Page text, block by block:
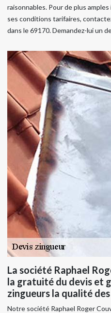
raisonnables. Pour de plus
ses conditions tarifaires,
dans le 69170. Demandez-lui un
La société Raphael
la gratuité du devis et
zingueurs la qualité
Notre société Raphael Roger